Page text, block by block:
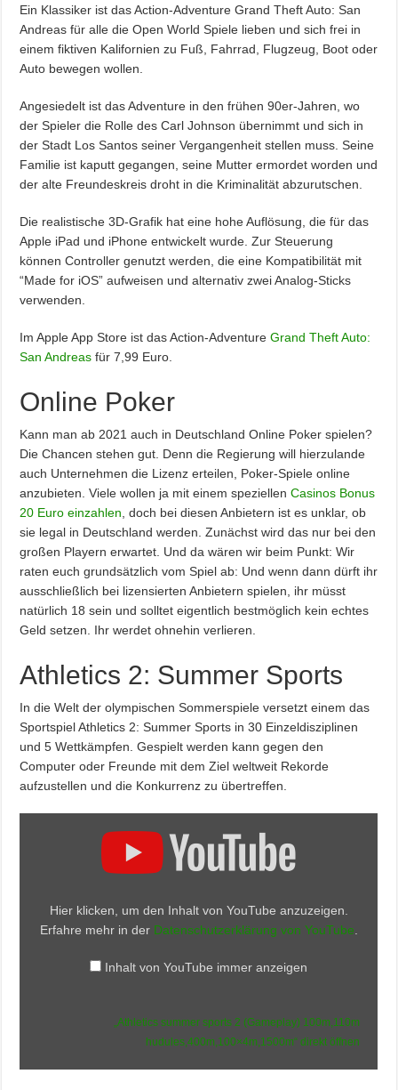
Ein Klassiker ist das Action-Adventure Grand Theft Auto: San
Andreas für alle die Open World Spiele lieben und sich frei in
einem fiktiven Kalifornien zu Fuß, Fahrrad, Flugzeug, Boot oder
Auto bewegen wollen.
Angesiedelt ist das Adventure in den frühen 90er-Jahren, wo
der Spieler die Rolle des Carl Johnson übernimmt und sich in
der Stadt Los Santos seiner Vergangenheit stellen muss. Seine
Familie ist kaputt gegangen, seine Mutter ermordet worden und
der alte Freundeskreis droht in die Kriminalität abzurutschen.
Die realistische 3D-Grafik hat eine hohe Auflösung, die für das
Apple iPad und iPhone entwickelt wurde. Zur Steuerung
können Controller genutzt werden, die eine Kompatibilität mit
“Made for iOS” aufweisen und alternativ zwei Analog-Sticks
verwenden.
Im Apple App Store ist das Action-AdventureGrand Theft Auto:
San Andreas für 7,99 Euro.
Online Poker
Kann man ab 2021 auch in Deutschland Online Poker spielen?
Die Chancen stehen gut. Denn die Regierung will hierzulande
auch Unternehmen die Lizenz erteilen, Poker-Spiele online
anzubieten. Viele wollen ja mit einem speziellenCasinos Bonus
20 Euro einzahlen , doch bei diesen Anbietern ist es unklar, ob
sie legal in Deutschland werden. Zunächst wird das nur bei den
großen Playern erwartet. Und da wären wir beim Punkt: Wir
raten euch grundsätzlich vom Spiel ab: Und wenn dann dürft ihr
ausschließlich bei lizensierten Anbietern spielen, ihr müsst
natürlich 18 sein und solltet eigentlich bestmöglich kein echtes
Geld setzen. Ihr werdet ohnehin verlieren.
Athletics 2: Summer Sports
In die Welt der olympischen Sommerspiele versetzt einem das
Sportspiel Athletics 2: Summer Sports in 30 Einzeldisziplinen
und 5 Wettkämpfen. Gespielt werden kann gegen den
Computer oder Freunde mit dem Ziel weltweit Rekorde
aufzustellen und die Konkurrenz zu übertreffen.
YouTube
anzeigen
Hier klicken, um den Inhalt von YouTube anzuzeigen.
Erfahre mehr in der Datenschutzerklärung von YouTube
Inhalt von YouTube immer anzeigen
„Athletics summer sports 2 (Gameplay) 100m,110m
hudules,400m,100×4m,1500m“ direkt öffnen